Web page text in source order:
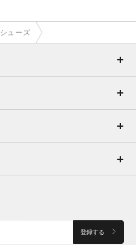
シューズ
登録する